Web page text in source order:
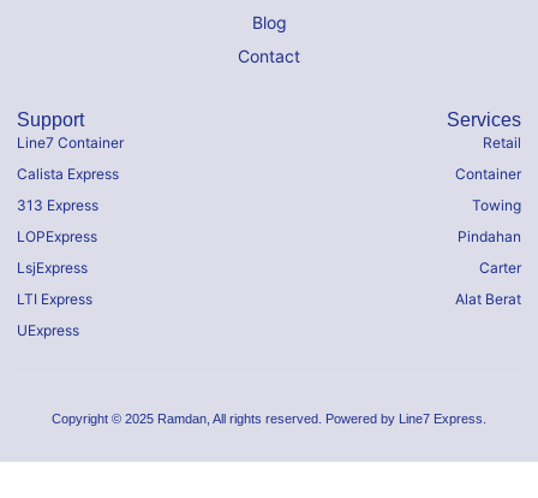
Blog
Contact
Support
Line7 Container
Calista Express
313 Express
LOPExpress
LsjExpress
LTI Express
UExpress
Services
Retail
Container
Towing
Pindahan
Carter
Alat Berat
Copyright © 2025 Ramdan, All rights reserved. Powered by Line7 Express.